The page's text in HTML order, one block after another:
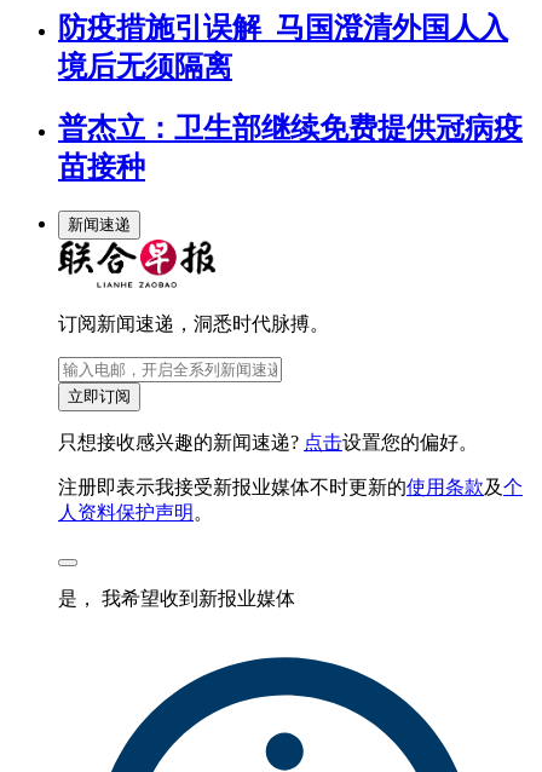
防疫措施引误解 马国澄清外国人入
境后无须隔离
普杰立：卫生部继续免费提供冠病疫
苗接种
新闻速递
订阅新闻速递，洞悉时代脉搏。
立即订阅
只想接收感兴趣的新闻速递? 点击设置您的偏好。
注册即表示我接受新报业媒体不时更新的使用条款及个
人资料保护声明 。
是， 我希望收到新报业媒体